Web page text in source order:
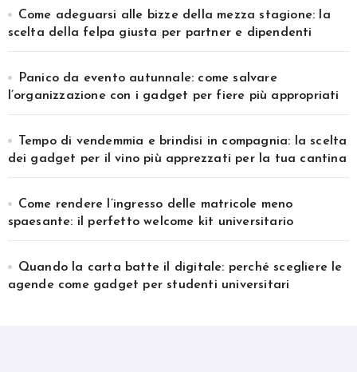
Come adeguarsi alle bizze della mezza stagione: la
scelta della felpa giusta per partner e dipendenti
Panico da evento autunnale: come salvare
l’organizzazione con i gadget per fiere più appropriati
Tempo di vendemmia e brindisi in compagnia: la scelta
dei gadget per il vino più apprezzati per la tua cantina
Come rendere l’ingresso delle matricole meno
spaesante: il perfetto welcome kit universitario
Quando la carta batte il digitale: perché scegliere le
agende come gadget per studenti universitari